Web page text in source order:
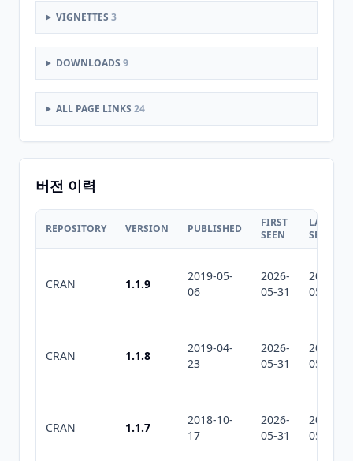
VIGNETTES 3
DOWNLOADS 9
ALL PAGE LINKS 24
버전 이력
REPOSITORY VERSION PUBLISHED
FIRST
SEEN
LAST
SEEN
CRAN 1.1.9
2019-05-
06
2026-
05-31
2026-
05-31
CRAN 1.1.8
2019-04-
23
2026-
05-31
2026-
05-31
CRAN 1.1.7
2018-10-
17
2026-
05-31
2026-
05-31